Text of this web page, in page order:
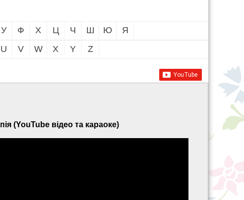
У Ф Х Ц Ч Ш Ю
Я
U V W X Y Z
(YouTube відео та караоке)